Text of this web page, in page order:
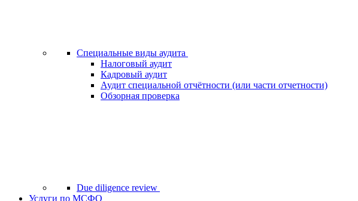
Специальные виды аудита
Налоговый аудит
Кадровый аудит
Аудит специальной отчётности (или части отчетности)
Обзорная проверка
Due diligence review
Услуги по МСФО